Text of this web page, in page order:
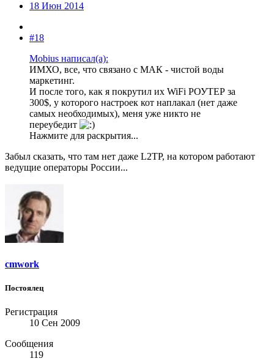
18 Июн 2014
#18
Mobius написал(а):
ИМХО, все, что связано с МАК - чистой воды
маркетинг.
И после того, как я покрутил их WiFi РОУТЕР за
300$, у которого настроек кот наплакал (нет даже
самых необходимых), меня уже никто не
переубедит
Нажмите для раскрытия...
Забыл сказать, что там нет даже L2TP, на котором работают
ведущие операторы России...
cmwork
Постоялец
Регистрация
10 Сен 2009
Сообщения
119